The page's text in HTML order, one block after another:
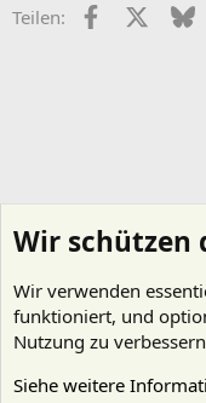
Teilen: Facebook
X
Wir schützen
Wir verwenden
funktioniert, und
Nutzung zu
Siehe weitere